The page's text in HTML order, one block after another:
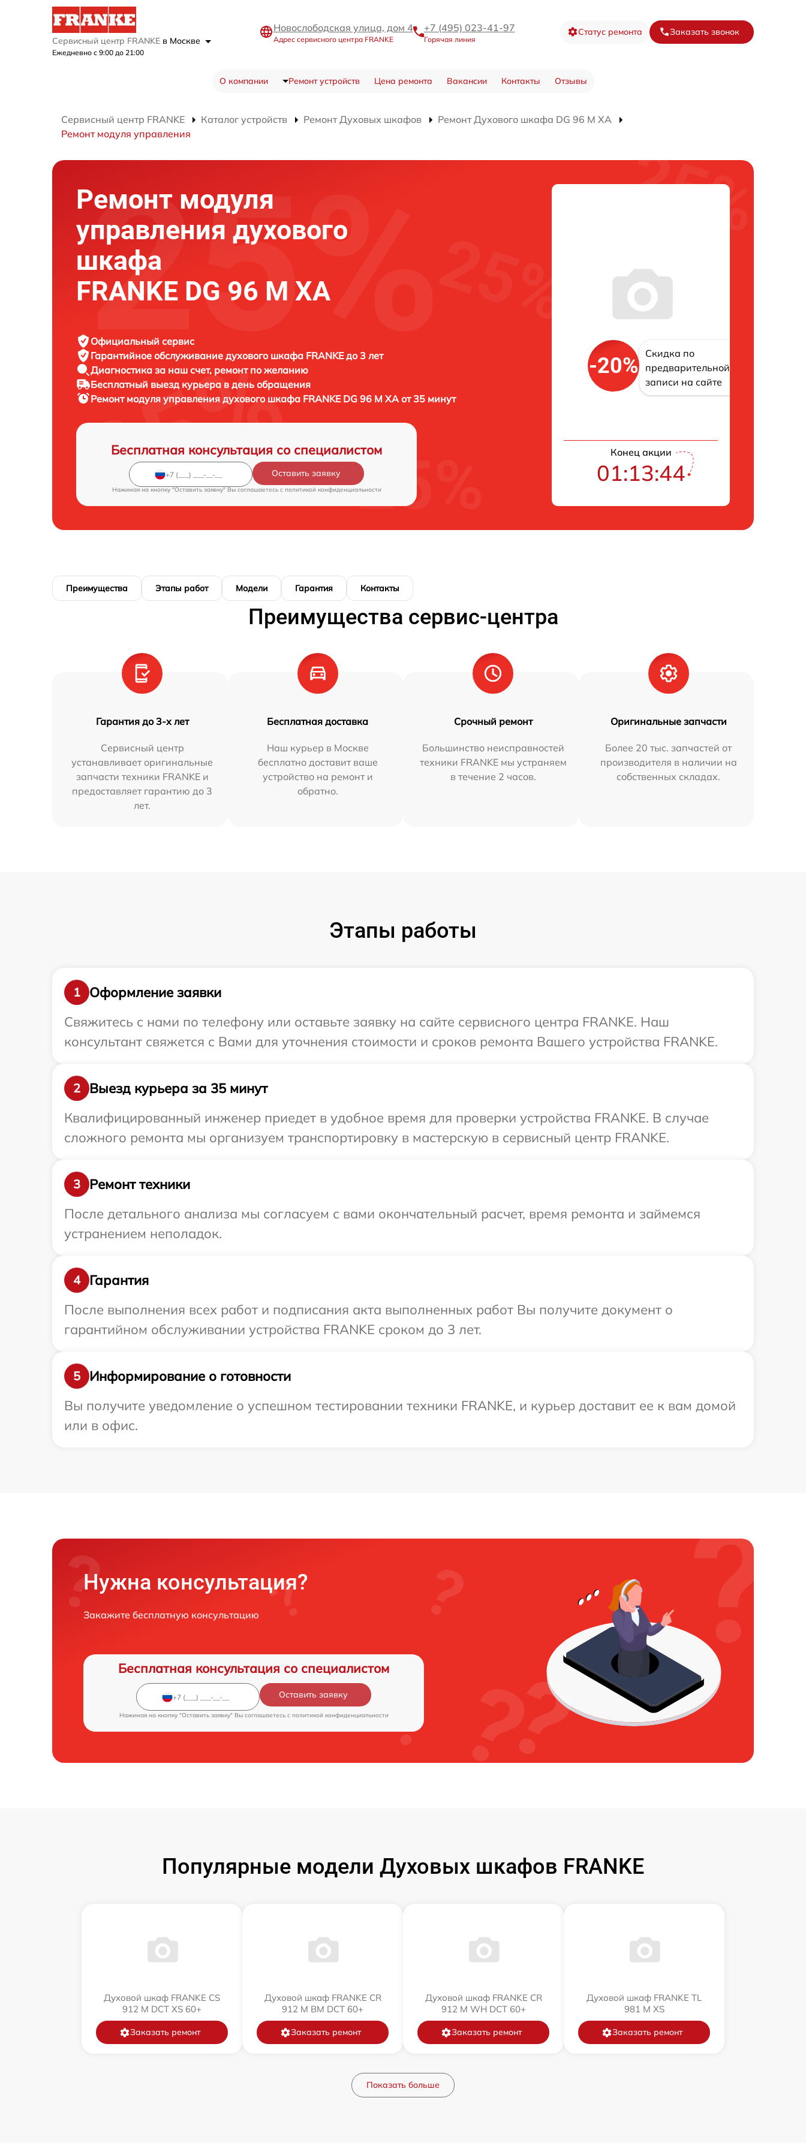
Сервисный центр FRANKE в Москве
Ежедневно с 9:00 до 21:00
Новослободская улица, дом 4
Адрес сервисного центра FRANKE
+7 (495) 023-41-97
Горячая линия
Статус ремонта Заказать звонок
О компании Ремонт устройств Цена ремонта Вакансии Контакты Отзывы
Сервисный центр FRANKE Каталог устройств Ремонт Духовых шкафов
Ремонт Духового шкафа DG 96 M XA
Ремонт модуля управления
Ремонт модуля
управления духового
шкафа
FRANKE DG 96 M XA
Официальный сервис
Гарантийное обслуживание духового шкафа FRANKE до 3 лет
Диагностика за наш счет, ремонт по желанию
Бесплатный выезд курьера в день обращения
Ремонт модуля управления духового шкафа FRANKE DG 96 M XA от 35 минут
Бесплатная консультация со специалистом
Оставить заявку
Нажимая на кнопку "Оставить заявку" Вы соглашаетесь c политикой конфиденциальности
-20%
Скидка по
предварительной
записи на сайте
Конец акции
01:13:43
Преимущества Этапы работ Модели Гарантия Контакты
Преимущества сервис-центра
Гарантия до 3-х лет
Сервисный центр
устанавливает оригинальные
запчасти техники FRANKE и
предоставляет гарантию до 3
лет.
Бесплатная доставка
Наш курьер в Москве
бесплатно доставит ваше
устройство на ремонт и
обратно.
Срочный ремонт
Большинство неисправностей
техники FRANKE мы устраняем
в течение 2 часов.
Оригинальные запчасти
Более 20 тыс. запчастей от
производителя в наличии на
собственных складах.
Этапы работы
1
Оформление заявки
Свяжитесь с нами по телефону или оставьте заявку на сайте сервисного центра FRANKE. Наш
консультант свяжется с Вами для уточнения стоимости и сроков ремонта Вашего устройства FRANKE.
2
Выезд курьера за 35 минут
Квалифицированный инженер приедет в удобное время для проверки устройства FRANKE. В случае
сложного ремонта мы организуем транспортировку в мастерскую в сервисный центр FRANKE.
3
Ремонт техники
После детального анализа мы согласуем с вами окончательный расчет, время ремонта и займемся
устранением неполадок.
4
Гарантия
После выполнения всех работ и подписания акта выполненных работ Вы получите документ о
гарантийном обслуживании устройства FRANKE сроком до 3 лет.
5
Информирование о готовности
Вы получите уведомление о успешном тестировании техники FRANKE, и курьер доставит ее к вам домой
или в офис.
Нужна консультация?
Закажите бесплатную консультацию
Бесплатная консультация со специалистом
Оставить заявку
Нажимая на кнопку "Оставить заявку" Вы соглашаетесь c политикой конфиденциальности
Популярные модели Духовых шкафов FRANKE
Духовой шкаф FRANKE CS
912 M DCT XS 60+
Заказать ремонт
Духовой шкаф FRANKE CR
912 M BM DCT 60+
Заказать ремонт
Духовой шкаф FRANKE CR
912 M WH DCT 60+
Заказать ремонт
Духовой шкаф FRANKE TL
981 M XS
Заказать ремонт
Показать больше